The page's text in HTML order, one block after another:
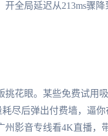
全局延迟从213ms骤降
挑花眼。某些免费试
尽后弹出付费墙，逼
影音专线看4K直播，